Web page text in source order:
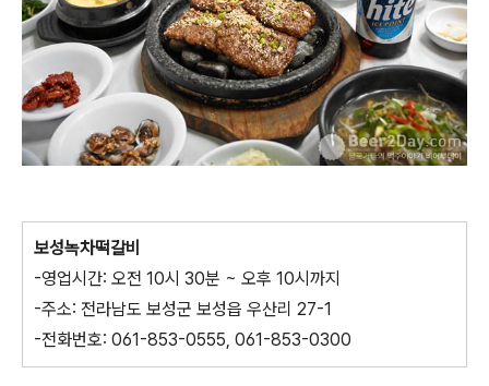
보성녹차떡갈비
-영업시간: 오전 10시 30분 ~ 오후 10시까지
-주소: 전라남도 보성군 보성읍 우산리 27-1
-전화번호: 061-853-0555, 061-853-0300